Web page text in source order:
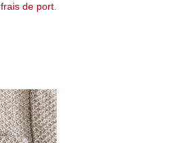
frais de port